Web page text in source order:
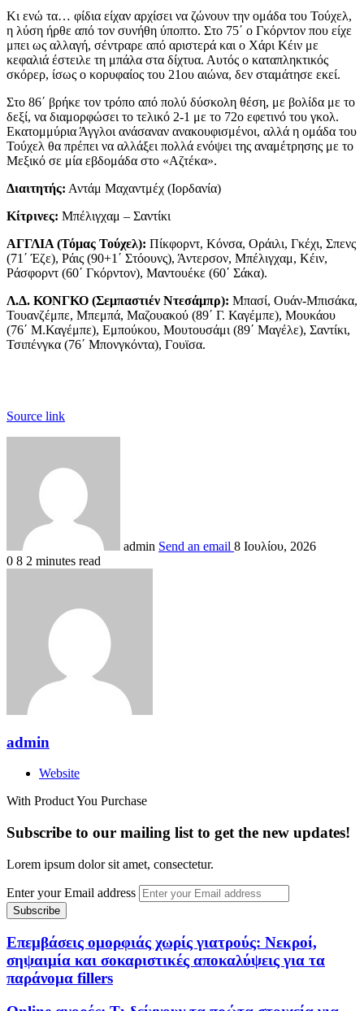
Κι ενώ τα… φίδια είχαν αρχίσει να ζώνουν την ομάδα του Τούχελ,
η λύση ήρθε από τον συνήθη ύποπτο. Στο 75΄ ο Γκόρντον που είχε
μπει ως αλλαγή, σέντραρε από αριστερά και ο Χάρι Κέιν με
κεφαλιά έστειλε τη μπάλα στα δίχτυα. Αυτός ο καταπληκτικός
σκόρερ, ίσως ο κορυφαίος του 21ου αιώνα, δεν σταμάτησε εκεί.
Στο 86΄ βρήκε τον τρόπο από πολύ δύσκολη θέση, με βολίδα με το
δεξί, να διαμορφώσει το τελικό 2-1 με το 72ο εφετινό του γκολ.
Εκατομμύρια Άγγλοι ανάσαναν ανακουφισμένοι, αλλά η ομάδα του
Τούχελ θα πρέπει να αλλάξει πολλά ενόψει της αναμέτρησης με το
Μεξικό σε μία εβδομάδα στο «Αζτέκα».
Διαιτητής: Αντάμ Μαχαντμέχ (Ιορδανία)
Κίτρινες: Μπέλιγχαμ – Σαντίκι
ΑΓΓΛΙΑ (Τόμας Τούχελ): Πίκφορντ, Κόνσα, Οράιλι, Γκέχι, Σπενς
(71΄ Έζε), Ράις (90+1΄ Στόουνς), Άντερσον, Μπέλιγχαμ, Κέιν,
Ράσφορντ (60΄ Γκόρντον), Μαντουέκε (60΄ Σάκα).
Λ.Δ. ΚΟΝΓΚΟ (Σεμπαστιέν Ντεσάμπρ): Μπασί, Ουάν-Μπισάκα,
Τουανζέμπε, Μπεμπά, Μαζουακού (89΄ Γ. Καγέμπε), Μουκάου
(76΄ Μ.Καγέμπε), Εμπούκου, Μουτουσάμι (89΄ Μαγέλε), Σαντίκι,
Τσιπένγκα (76΄ Μπονγκόντα), Γουϊσα.
Source link
admin Send an email 8 Ιουλίου, 2026
0 8 2 minutes read
admin
Website
With Product You Purchase
Subscribe to our mailing list to get the new updates!
Lorem ipsum dolor sit amet, consectetur.
Enter your Email address
Επεμβάσεις ομορφιάς χωρίς γιατρούς: Νεκροί,
σηψαιμία και σοκαριστικές αποκαλύψεις για τα
παράνομα fillers